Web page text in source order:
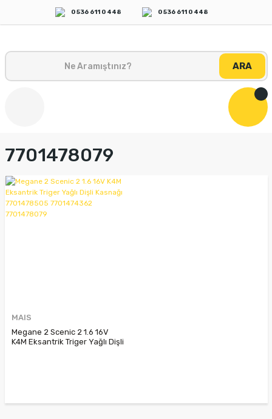
0 536 611 0 448 0 536 611 0 448
ARA
7701478079
MAIS
Megane 2 Scenic 2 1.6 16V
K4M Eksantrik Triger Yağlı Dişli